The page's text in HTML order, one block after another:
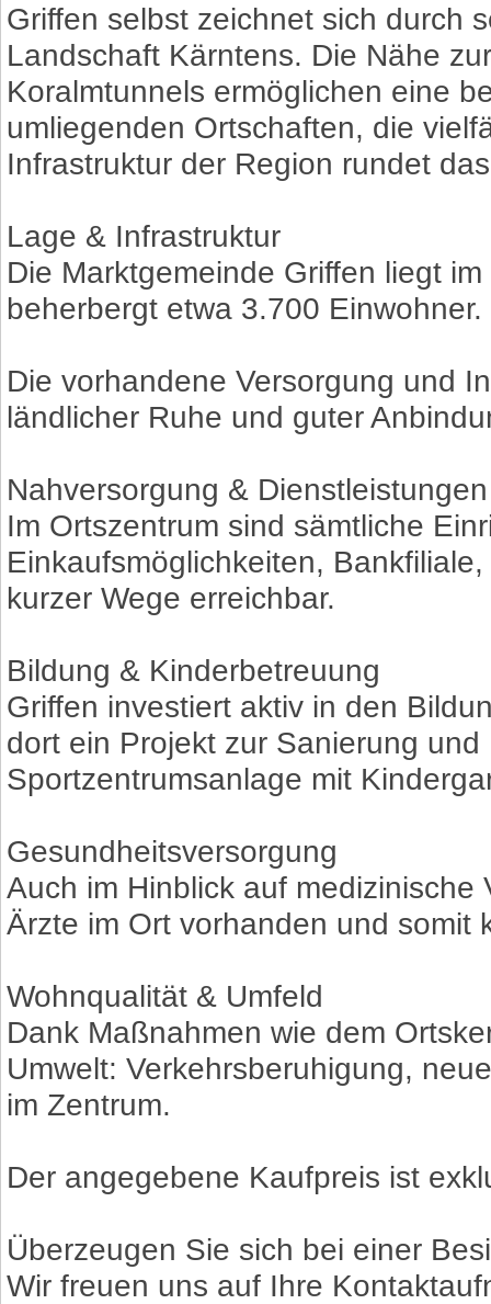
Griffen selbst zeichnet sich durch
Landschaft Kärntens. Die Nähe
Koralmtunnels ermöglichen eine
umliegenden Ortschaften, die
Infrastruktur der Region rundet
Lage & Infrastruktur
Die Marktgemeinde Griffen liegt
beherbergt etwa 3.700 Einwohner.
Die vorhandene Versorgung und
ländlicher Ruhe und guter
Nahversorgung & Dienstleistungen
Im Ortszentrum sind sämtliche
Einkaufsmöglichkeiten,
kurzer Wege erreichbar.
Bildung & Kinderbetreuung
Griffen investiert aktiv in den
dort ein Projekt zur Sanierung
Sportzentrumsanlage mit
Gesundheitsversorgung
Auch im Hinblick auf
Ärzte im Ort vorhanden und somit
Wohnqualität & Umfeld
Dank Maßnahmen wie dem
Umwelt: Verkehrsberuhigung,
im Zentrum.
Der angegebene Kaufpreis ist
Überzeugen Sie sich bei einer
Wir freuen uns auf Ihre